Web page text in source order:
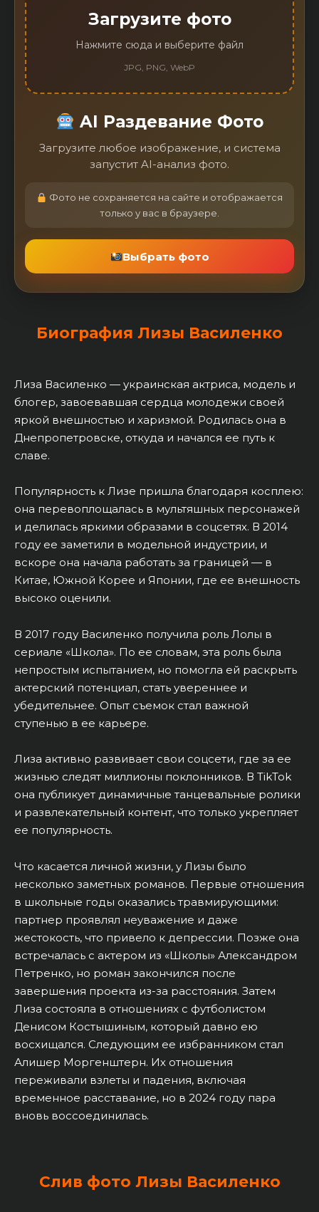
Загрузите фото
Нажмите сюда и выберите файл
JPG, PNG, WebP
AI Раздевание Фото
Загрузите любое изображение, и система
запустит AI-анализ фото.
Фото не сохраняется на сайте и отображается
только у вас в браузере.
Выбрать фото
Биография Лизы Василенко
Лиза Василенко — украинская актриса, модель и
блогер, завоевавшая сердца молодежи своей
яркой внешностью и харизмой. Родилась она в
Днепропетровске, откуда и начался ее путь к
славе.
Популярность к Лизе пришла благодаря косплею:
она перевоплощалась в мультяшных персонажей
и делилась яркими образами в соцсетях. В 2014
году ее заметили в модельной индустрии, и
вскоре она начала работать за границей — в
Китае, Южной Корее и Японии, где ее внешность
высоко оценили.
В 2017 году Василенко получила роль Лолы в
сериале «Школа». По ее словам, эта роль была
непростым испытанием, но помогла ей раскрыть
актерский потенциал, стать увереннее и
убедительнее. Опыт съемок стал важной
ступенью в ее карьере.
Лиза активно развивает свои соцсети, где за ее
жизнью следят миллионы поклонников. В TikTok
она публикует динамичные танцевальные ролики
и развлекательный контент, что только укрепляет
ее популярность.
Что касается личной жизни, у Лизы было
несколько заметных романов. Первые отношения
в школьные годы оказались травмирующими:
партнер проявлял неуважение и даже
жестокость, что привело к депрессии. Позже она
встречалась с актером из «Школы» Александром
Петренко, но роман закончился после
завершения проекта из-за расстояния. Затем
Лиза состояла в отношениях с футболистом
Денисом Костышиным, который давно ею
восхищался. Следующим ее избранником стал
Алишер Моргенштерн. Их отношения
переживали взлеты и падения, включая
временное расставание, но в 2024 году пара
вновь воссоединилась.
Слив фото Лизы Василенко